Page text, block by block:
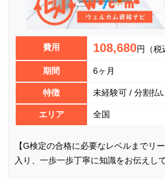
費用 108,680円（税
期間 6ヶ月
特徴 未経験可 / 分割払
エリア 全国
【G検定の合格に必要なレベルまでリ
入り、一歩一歩丁寧に知識をお伝えし